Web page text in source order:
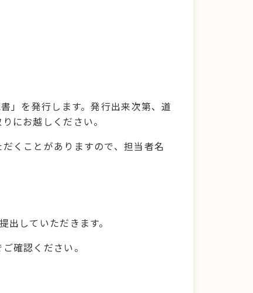
」を発行します。発行出来次第、道
にお越しください。
くことがありますので、担当者名
していただきます。
確認ください。